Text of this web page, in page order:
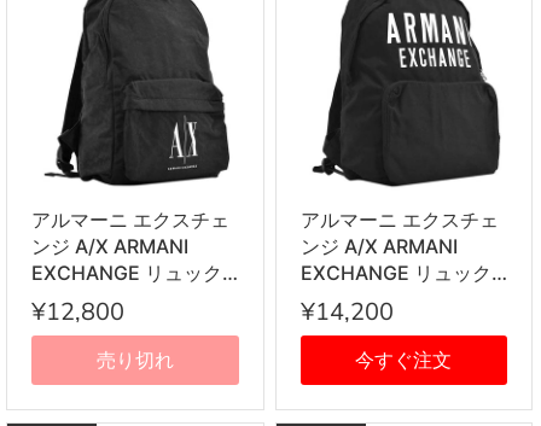
アルマーニ エクスチェ
ンジ A/X ARMANI
EXCHANGE リュック
サック バックパック
952103 CC350 00020
MANS BACKPACK
BLACK ブラック
¥12,800
売り切れ
アルマーニ エクスチェ
ンジ A/X ARMANI
EXCHANGE リュック
サック バックパック
952199 9A124 00020
MANS BACKPACK
BLACK ブラック
¥14,200
今すぐ注文